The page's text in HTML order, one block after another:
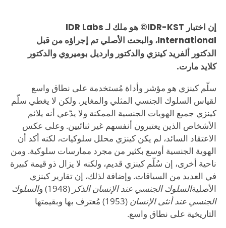
إن اختبار IDR-KST© هو ملك لـ IDR Labs
International، والبحث الأصلي تم إجراؤه من قبل
الدكتور ألفريد كينزي والدكتور وارديل بوميروي والدكتور
كلايد مارت.
سلّم كينزي هو مؤشر وأداة مُستخدمة على نطاق واسع
لقياس السلوك الجنسي المثلي والمغاير. ولكن لا يغطي سلّم
كينزي جميع الهويات الجنسية الممكنة ولا يدّعي أنه يلائم
الأشخاص الذين يعتبرون أنفسهم غير ثنائيين. وعلى عكس
الاعتقاد السائد، لم يكن كينزي محلل سلوكيات، لكنه أكد أن
الهوية الجنسية أوسع بكثير من مجرد ممارسات سلوكية. ومن
ناحية أخرى، إن سُلّم كينزي قديم، ولكنه لا يزال ذو قيمة كبيرة
في العديد من السياقات. وإضافة لذلك، إن تقارير كينزي
الأصليةالسلوك الجنسي عند الإنسان الذكر (1948) و
السلوك
الجنسي عند أنثى الإنسان
(1953) مُعترف بها وبقيمتها
التاريخية على نطاق واسع.